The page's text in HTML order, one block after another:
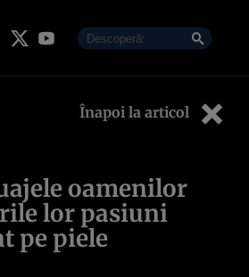
Înapoi la articol
oamenilor
lor pasiuni
pe piele